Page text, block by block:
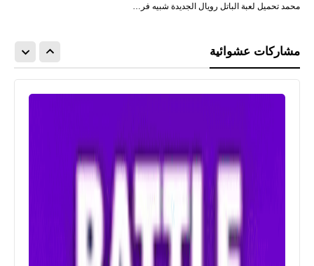
محمد تحميل لعبة الباتل رويال الجديدة شبيه فر…
مشاركات عشوائية